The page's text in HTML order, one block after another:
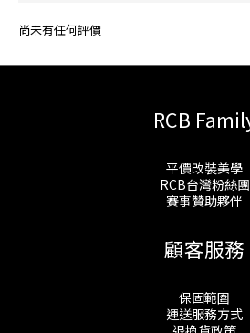
尚未有任何評價
RCB
平價改裝美學
RCB台灣粉絲團
賽事贊助夥伴
顧客服務
保固範圍
運送服務方式